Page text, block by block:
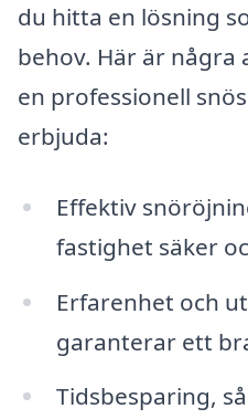
du hitta en lösning
behov. Här är några
en professionell
erbjuda:
Effektiv
fastighet säker
Erfarenhet och
garanterar ett
Tidsbesparing,